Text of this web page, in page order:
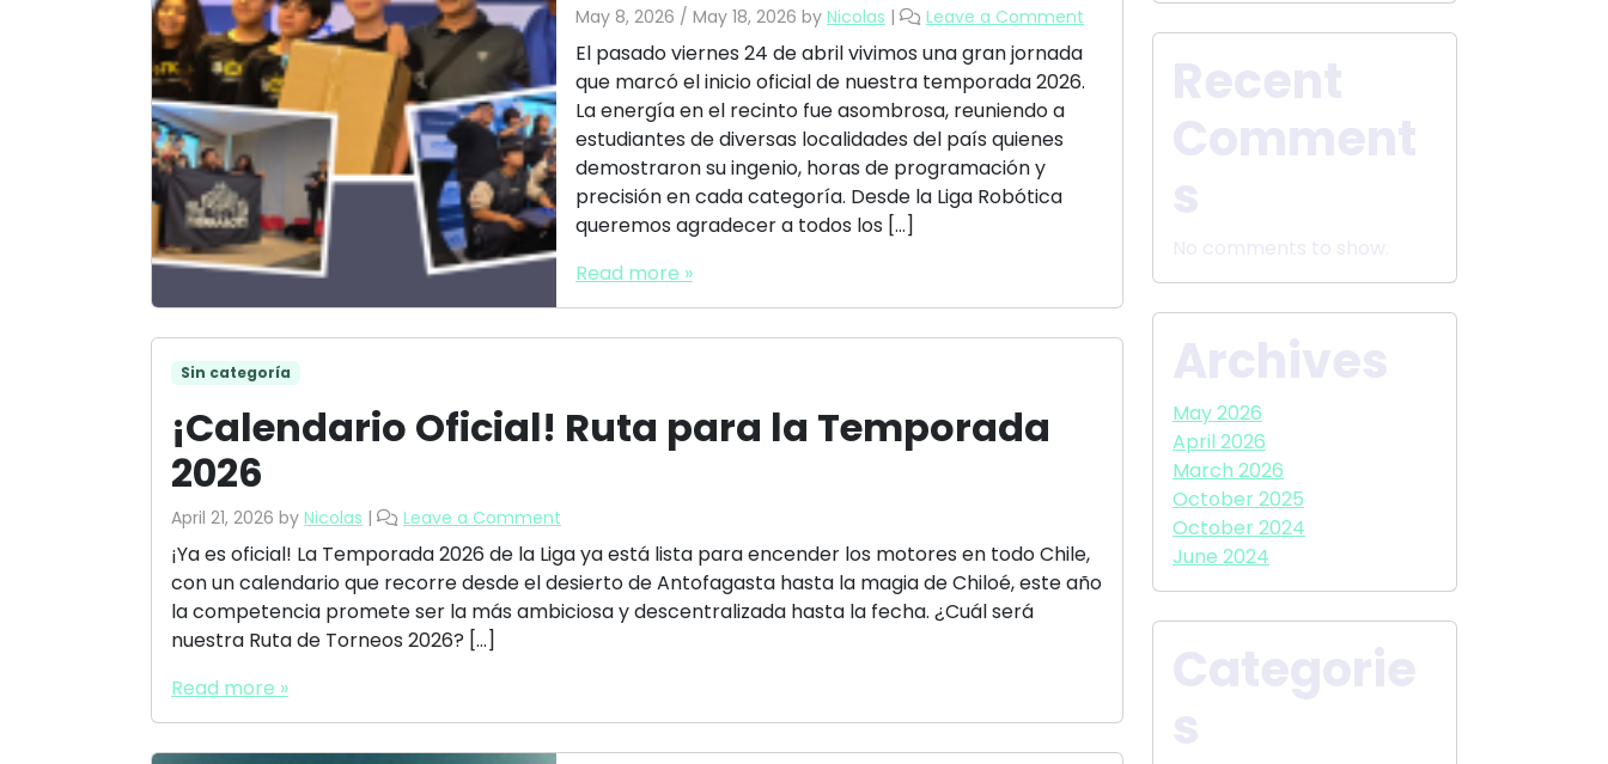
May 8, 2026 / May 18, 2026 by Nicolas | Leave a Comment
El pasado viernes 24 de abril vivimos una gran jornada
que marcó el inicio oficial de nuestra temporada 2026.
La energía en el recinto fue asombrosa, reuniendo a
estudiantes de diversas localidades del país quienes
demostraron su ingenio, horas de programación y
precisión en cada categoría. Desde la Liga Robótica
queremos agradecer a todos los […]
Read more »
Sin categoría
¡Calendario Oficial! Ruta para la Temporada
2026
April 21, 2026 by Nicolas | Leave a Comment
¡Ya es oficial! La Temporada 2026 de la Liga ya está lista para encender los motores en todo Chile,
con un calendario que recorre desde el desierto de Antofagasta hasta la magia de Chiloé, este año
la competencia promete ser la más ambiciosa y descentralizada hasta la fecha. ¿Cuál será
nuestra Ruta de Torneos 2026? […]
Read more »
May 2026
April 2026
March 2026
October 2025
October 2024
June 2024